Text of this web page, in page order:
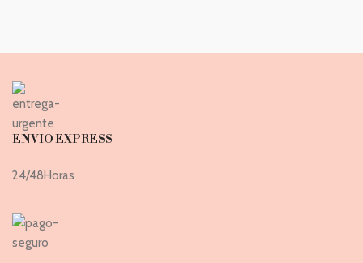
ENVIO EXPRESS
24/48Horas